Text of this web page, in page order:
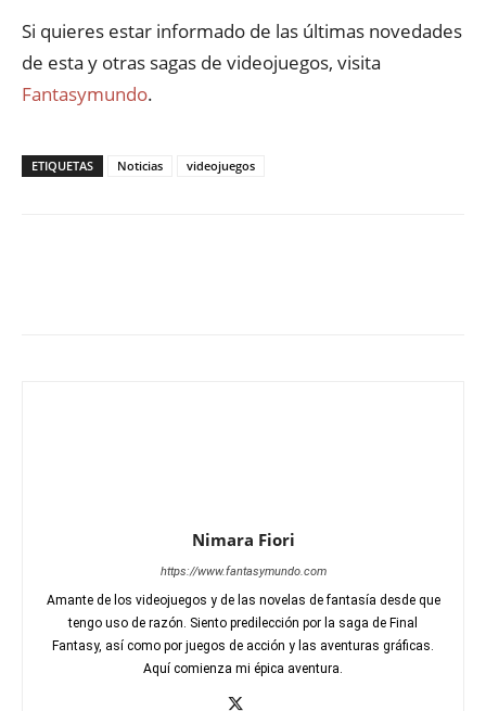
Si quieres estar informado de las últimas novedades
de esta y otras sagas de videojuegos, visita
Fantasymundo.
ETIQUETAS Noticias videojuegos
Nimara Fiori
https://www.fantasymundo.com
Amante de los videojuegos y de las novelas de fantasía desde que
tengo uso de razón. Siento predilección por la saga de Final
Fantasy, así como por juegos de acción y las aventuras gráficas.
Aquí comienza mi épica aventura.